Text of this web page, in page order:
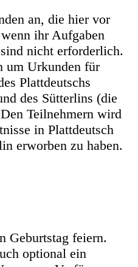
an, die hier vor
ihr Aufgaben
nicht erforderlich.
um Urkunden für
Plattdeutschs
des Sütterlins (die
Teilnehmern wird
in Plattdeutsch
erworben zu haben.
Geburtstag feiern.
optional ein